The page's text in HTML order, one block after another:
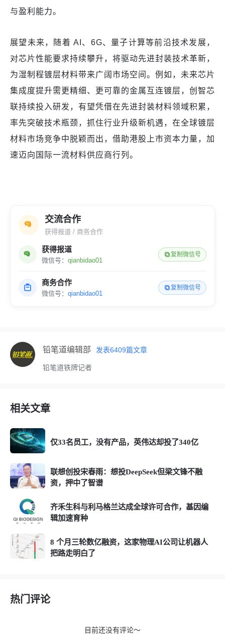
与盈利能力。​
展望未来，随着 AI、6G、量子计算等前沿技术发展，
对芯片性能要求持续攀升，将驱动先进封装技术革新，
为湿制程镀层材料带来广阔市场空间。例如，未来芯片
集成度提升需更精细、更可靠的金属互连镀层，创智芯
联持续投入研发，有望凭借在先进封装材料领域积累，
率先突破技术瓶颈，抓住行业升级新机遇，在全球镀层
材料市场竞争中脱颖而出，借助港股上市资本力量，加
速迈向国际一流材料供应商行列。​
交流合作
获得报道 / 商务合作
获得报道
微信号： qianbidao01
复制微信号
商务合作
微信号： qianbidao01
复制微信号
铅笔道编辑部 发表6409篇文章
铅笔道铁牌记者
相关文章
仅33名员工，没有产品，英伟达却投了340亿
联想创投宋春雨：想投DeepSeek但梁文锋不融
资，押中了智谱
齐禾生科与利马格兰达成全球许可合作，基因编
辑加速育种
8 个月三轮数亿融资，这家物理AI公司让机器人
把路走明白了
热门评论
目前还没有评论～